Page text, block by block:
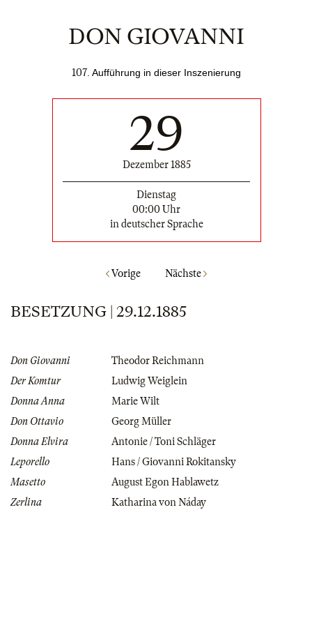
DON GIOVANNI
107. Aufführung in dieser Inszenierung
29
Dezember 1885
Dienstag
00:00 Uhr
in deutscher Sprache
Vorige Nächste
BESETZUNG | 29.12.1885
Don Giovanni
Theodor Reichmann
Der Komtur
Ludwig Weiglein
Donna Anna
Marie Wilt
Don Ottavio
Georg Müller
Donna Elvira
Antonie / Toni Schläger
Leporello
Hans / Giovanni Rokitansky
Masetto
August Egon Hablawetz
Zerlina
Katharina von Náday